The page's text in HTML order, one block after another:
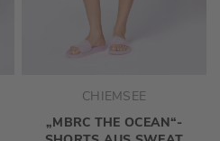
CHIEMSEE
„MBRC THE OCEAN“-